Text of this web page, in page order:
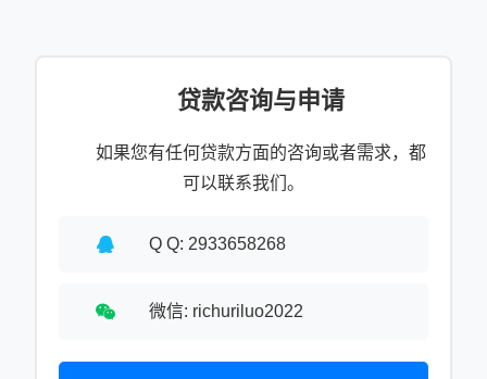
贷款咨询与申请
如果您有任何贷款方面的咨询或者需求，都
可以联系我们。
Q Q: 2933658268
微信: richuriluo2022